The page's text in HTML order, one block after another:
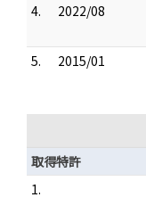
4.
2022/08
5.
2015/01
取得特許
1.